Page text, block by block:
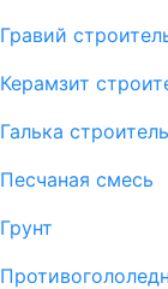
Гравий
Керамзит
Галька
Песчаная смесь
Грунт